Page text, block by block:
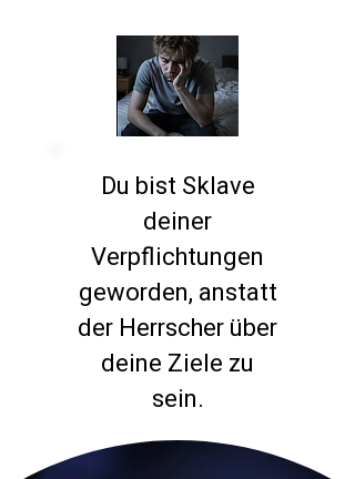
Du bist Sklave
deiner
Verpflichtungen
geworden, anstatt
der Herrscher über
deine Ziele zu
sein.